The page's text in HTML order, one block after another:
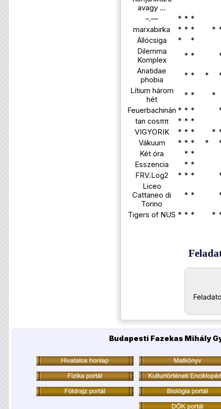
avagy ...
–.— * * *
marxabirka
* * * *
Állócsiga
*
*
Dilemma
Komplex
* *
Anatidae
phobia
* * *
Lítium három
hét
* *
*
Feuerbachinán * * *
tan cosππ
* * *
VIGYORIK
* * * *
Vákuum
* * * *
Két óra
* *
Esszencia
* *
FRV.Log2
* * *
Liceo
Cattaneo di
Torino
* *
Tigers of NUS * * * *
Budapesti Fazekas Mihály